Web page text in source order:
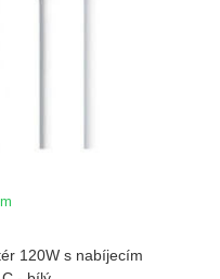
120W s nabíjecím